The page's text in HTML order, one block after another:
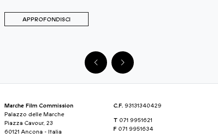
APPROFONDISCI
Marche Film Commission
Palazzo delle Marche
Piazza Cavour, 23
60121 Ancona - Italia
C.F. 93131340429
T 071 9951621
F 071 9951634